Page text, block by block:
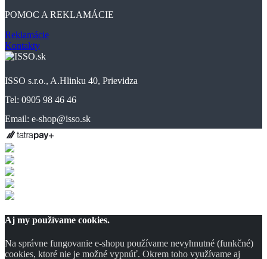
POMOC A REKLAMÁCIE
Reklamácie
Kontakty
ISSO s.r.o., A.Hlinku 40, Prievidza
Tel: 0905 98 46 46
Email: e-shop@isso.sk
Aj my používame cookies.
Na správne fungovanie e-shopu používame nevyhnutné (funkčné)
cookies, ktoré nie je možné vypnúť. Okrem toho využívame aj